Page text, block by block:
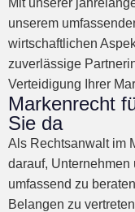
Mit unserer
unserem
wirtschaftlichen
zuverlässige
Verteidigung Ihrer
Markenrecht
Sie da
Als Rechtsanwalt im
darauf,
umfassend zu
Belangen zu